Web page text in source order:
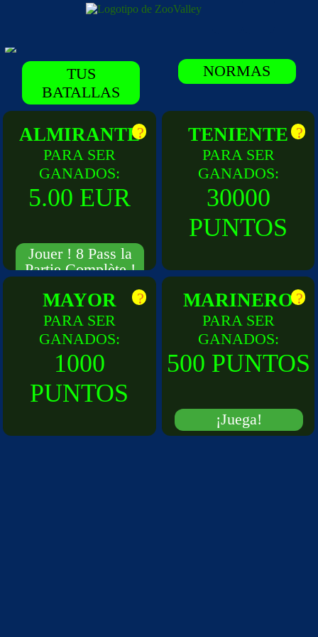
NORMAS
TUS
BATALLAS
?
ALMIRANTE
PARA SER
GANADOS:
5.00 EUR
Jouer ! 8 Pass la
Partie Complète !
?
TENIENTE
PARA SER
GANADOS:
30000
PUNTOS
Partie Complète !
?
MAYOR
PARA SER
GANADOS:
1000
PUNTOS
?
MARINERO
PARA SER
GANADOS:
500 PUNTOS
¡Juega!